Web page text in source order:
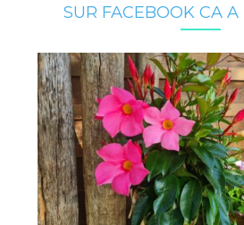
SUR FACEBOOK CA A